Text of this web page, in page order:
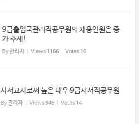
9급출입국관리직공무원의 채용인원은 증
가 추세!
By관리자 Views 1166 Votes 16
사서교사로써 높은 대우 9급사서직공무원
By관리자 Views946 Votes 14